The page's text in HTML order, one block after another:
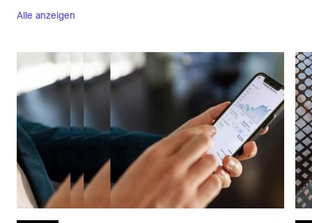
Alle anzeigen